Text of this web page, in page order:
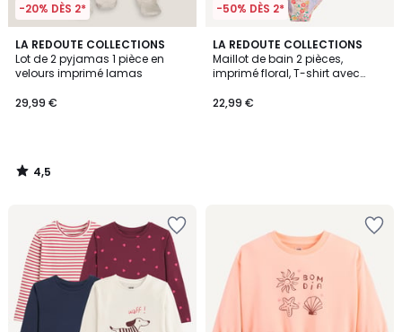
-20% DÈS 2*
LA REDOUTE COLLECTIONS
Lot de 2 pyjamas 1 pièce en
velours imprimé lamas
29,99 €
4,5
/ 5
4,5
/
-50% DÈS 2*
LA REDOUTE COLLECTIONS
Maillot de bain 2 pièces,
imprimé floral, T-shirt avec
22,99 €